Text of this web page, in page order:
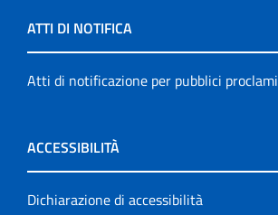
ATTI DI NOTIFICA
Atti di notificazione per pubblici proclami
ACCESSIBILITÀ
Dichiarazione di accessibilità